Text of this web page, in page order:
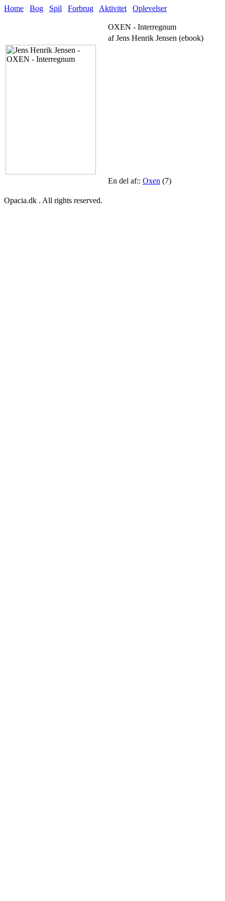
Home Bog Spil Forbrug Aktivitet Oplevelser
OXEN - Interregnum
af Jens Henrik Jensen (ebook)
En del af:: Oxen (7)
Opacia.dk . All rights reserved.